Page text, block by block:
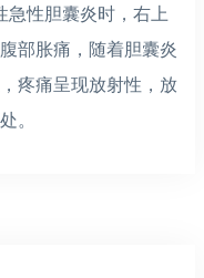
急性胆囊炎时，右上
部胀痛，随着胆囊炎
疼痛呈现放射性，放
。